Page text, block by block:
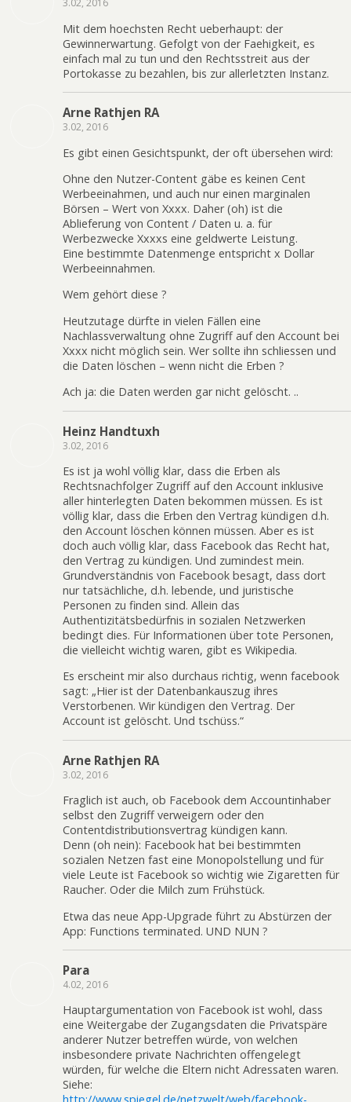
3.02, 2016
Mit dem hoechsten Recht ueberhaupt: der
Gewinnerwartung. Gefolgt von der Faehigkeit, es
einfach mal zu tun und den Rechtsstreit aus der
Portokasse zu bezahlen, bis zur allerletzten Instanz.
Arne Rathjen RA
3.02, 2016
Es gibt einen Gesichtspunkt, der oft übersehen wird:
Ohne den Nutzer-Content gäbe es keinen Cent
Werbeeinahmen, und auch nur einen marginalen
Börsen – Wert von Xxxx. Daher (oh) ist die
Ablieferung von Content / Daten u. a. für
Werbezwecke Xxxxs eine geldwerte Leistung.
Eine bestimmte Datenmenge entspricht x Dollar
Werbeeinnahmen.
Wem gehört diese ?
Heutzutage dürfte in vielen Fällen eine
Nachlassverwaltung ohne Zugriff auf den Account bei
Xxxx nicht möglich sein. Wer sollte ihn schliessen und
die Daten löschen – wenn nicht die Erben ?
Ach ja: die Daten werden gar nicht gelöscht. ..
Heinz Handtuxh
3.02, 2016
Es ist ja wohl völlig klar, dass die Erben als
Rechtsnachfolger Zugriff auf den Account inklusive
aller hinterlegten Daten bekommen müssen. Es ist
völlig klar, dass die Erben den Vertrag kündigen d.h.
den Account löschen können müssen. Aber es ist
doch auch völlig klar, dass Facebook das Recht hat,
den Vertrag zu kündigen. Und zumindest mein.
Grundverständnis von Facebook besagt, dass dort
nur tatsächliche, d.h. lebende, und juristische
Personen zu finden sind. Allein das
Authentizitätsbedürfnis in sozialen Netzwerken
bedingt dies. Für Informationen über tote Personen,
die vielleicht wichtig waren, gibt es Wikipedia.
Es erscheint mir also durchaus richtig, wenn facebook
sagt: „Hier ist der Datenbankauszug ihres
Verstorbenen. Wir kündigen den Vertrag. Der
Account ist gelöscht. Und tschüss.“
Arne Rathjen RA
3.02, 2016
Fraglich ist auch, ob Facebook dem Accountinhaber
selbst den Zugriff verweigern oder den
Contentdistributionsvertrag kündigen kann.
Denn (oh nein): Facebook hat bei bestimmten
sozialen Netzen fast eine Monopolstellung und für
viele Leute ist Facebook so wichtig wie Zigaretten für
Raucher. Oder die Milch zum Frühstück.
Etwa das neue App-Upgrade führt zu Abstürzen der
App: Functions terminated. UND NUN ?
Para
4.02, 2016
Hauptargumentation von Facebook ist wohl, dass
eine Weitergabe der Zugangsdaten die Privatspäre
anderer Nutzer betreffen würde, von welchen
insbesondere private Nachrichten offengelegt
würden, für welche die Eltern nicht Adressaten waren.
Siehe: